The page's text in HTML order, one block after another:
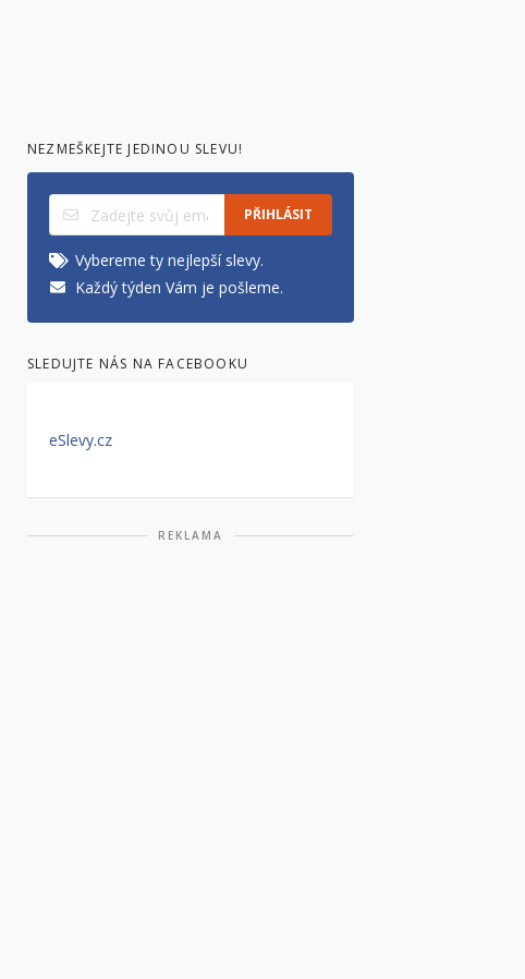
NEZMEŠKEJTE JEDINOU SLEVU!
PŘIHLÁSIT
Vybereme ty nejlepší slevy.
Každý týden Vám je pošleme.
SLEDUJTE NÁS NA FACEBOOKU
eSlevy.cz
REKLAMA